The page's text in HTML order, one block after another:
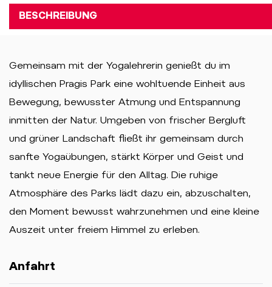
BESCHREIBUNG
Gemeinsam mit der Yogalehrerin genießt du im
idyllischen Pragis Park eine wohltuende Einheit aus
Bewegung, bewusster Atmung und Entspannung
inmitten der Natur. Umgeben von frischer Bergluft
und grüner Landschaft fließt ihr gemeinsam durch
sanfte Yogaübungen, stärkt Körper und Geist und
tankt neue Energie für den Alltag. Die ruhige
Atmosphäre des Parks lädt dazu ein, abzuschalten,
den Moment bewusst wahrzunehmen und eine kleine
Auszeit unter freiem Himmel zu erleben.
Anfahrt